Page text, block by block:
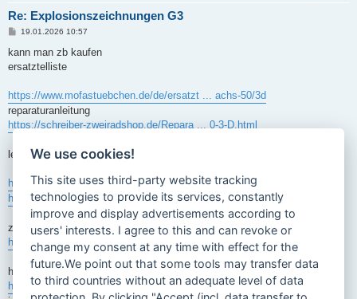
Re: Explosionszeichnungen G3
B
i
r
19.01.2026 10:57
kann man zb kaufen
ersatztelliste
https://www.mofastuebchen.de/de/ersatzt ... achs-50/3d
reparaturanleitung
https://schreiber-zweiradshop.de/Repara ... 0-3-D.html
leider hab ich dafür keinen pdf link
https://www.mopedparts.de/de/hercules-s ... dichtungen
https://www.mopedparts.de/de/hercules-s ... r-bearings
zb die liste vom sachs 50/3 MB
https://mob50.fr/doc/part-list-sachs50-3deutsch.pdf
hier gibts ein paar
https://www.lastboy.de/reparaturanleitungen.htm
We use cookies!
This site uses third-party website tracking
technologies to provide its services, constantly
improve and display advertisements according to
users' interests. I agree to this and can revoke or
change my consent at any time with effect for the
future.We point out that some tools may transfer data
to third countries without an adequate level of data